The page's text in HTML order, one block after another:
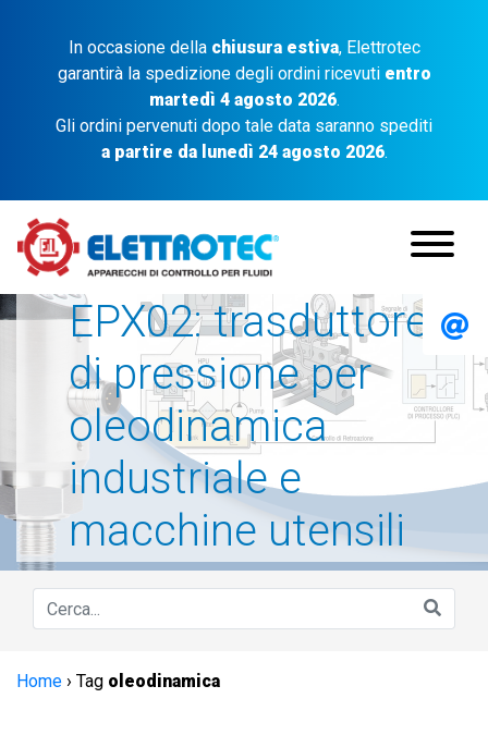
In occasione della chiusura estiva, Elettrotec
garantirà la spedizione degli ordini ricevuti entro
martedì 4 agosto 2026.
Gli ordini pervenuti dopo tale data saranno spediti
a partire da lunedì 24 agosto 2026.
EPX02: trasduttore
di pressione per
oleodinamica
industriale e
macchine utensili
Home › Tag oleodinamica